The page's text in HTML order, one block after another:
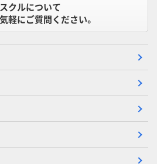
クルについて
軽にご質問ください。